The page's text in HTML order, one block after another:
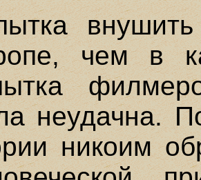
чем в
неудачна.
никоим